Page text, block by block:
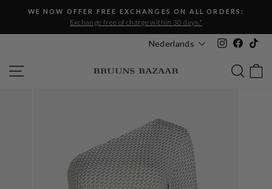
content
Pause
slideshow
WE NOW OFFER FREE EXCHANGES ON ALL ORDERS:
Exchange free of charge within 30 days.*
Nederlands Instagram